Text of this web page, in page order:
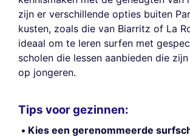
zijn er verschillende opties buiten
kusten, zoals die van Biarritz of La
ideaal om te leren surfen met
scholen die lessen aanbieden die
op jongeren.
Tips voor gezinnen:
Kies een gerenommeerde